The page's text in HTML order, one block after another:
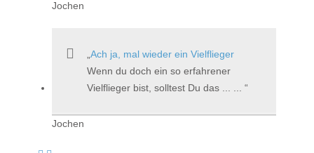
Jochen
Ach ja, mal wieder ein Vielflieger
Wenn du doch ein so erfahrener
Vielflieger bist, solltest Du das ... ...
Jochen